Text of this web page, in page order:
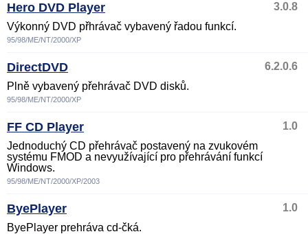
Hero DVD Player
3.0.8
Výkonný DVD přhrávač vybavený řadou funkcí.
95/98/ME/NT/2000/XP
DirectDVD
6.2.0.6
Plně vybavený přehrávač DVD disků.
95/98/ME/NT/2000/XP
FF CD Player
1.0
Jednoduchý CD přehrávač postavený na zvukovém
systému FMOD a nevyužívající pro přehrávání funkcí
Windows.
95/98/ME/NT/2000/XP/2003
ByePlayer
1.0
ByePlayer prehráva cd-čká.